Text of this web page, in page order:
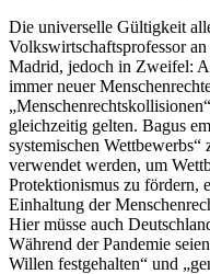
Die universelle Gültigkeit
Volkswirtschaftsprofessor
Madrid, jedoch in Zweifel:
immer neuer
gleichzeitig gelten. Bagus
systemischen
verwendet werden, um
Protektionismus zu fördern,
Einhaltung der
Hier müsse auch
Während der Pandemie
Willen festgehalten“ und